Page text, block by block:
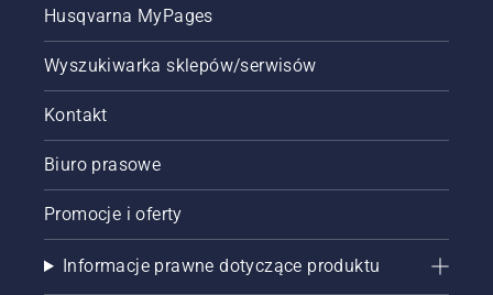
Husqvarna MyPages
Wyszukiwarka sklepów/serwisów
Kontakt
Biuro prasowe
Promocje i oferty
Informacje prawne dotyczące produktu